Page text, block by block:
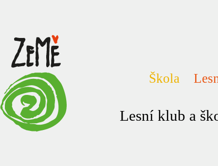
Škola
Lesní klub a